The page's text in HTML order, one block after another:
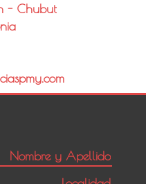
- Chubut